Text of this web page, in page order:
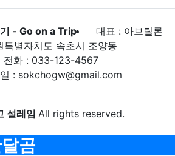
- Go on a Trip
대표 : 아브틸론
특별자치도 속초시 조양동
전화 : 033-123-4567
: sokchogw@gmail.com
설레임 All rights reserved.
곰